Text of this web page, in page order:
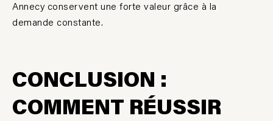
Annecy conservent une forte valeur grâce à la
demande constante.
CONCLUSION :
COMMENT RÉUSSIR